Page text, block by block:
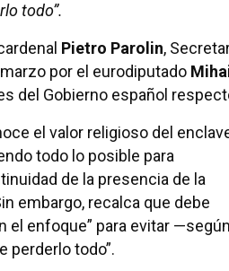
todo”.
Pietro Parolin,
por el eurodiputado
del Gobierno español
el valor religioso del
todo lo posible para
de la presencia de la
embargo, recalca que debe
el enfoque” para evitar —según
perderlo todo”.